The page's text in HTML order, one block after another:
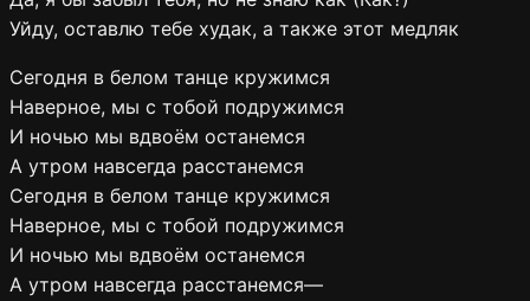
Уйду, оставлю тебе худак, а также этот медляк
Сегодня в белом танце кружимся
Наверное, мы с тобой подружимся
И ночью мы вдвоём останемся
А утром навсегда расстанемся
Сегодня в белом танце кружимся
Наверное, мы с тобой подружимся
И ночью мы вдвоём останемся
А утром навсегда расстанемся—